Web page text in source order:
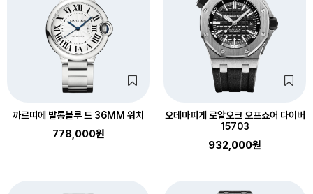
까르띠에 발롱블루 드 36MM 워치
778,000원
오데마피게 로얄오크 오프쇼어 다이버
15703
932,000원